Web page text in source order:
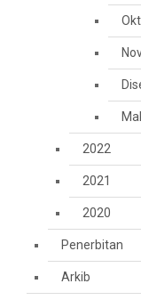
2022
2021
2020
Penerbitan
Arkib